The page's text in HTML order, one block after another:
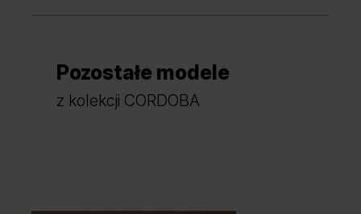
Pozostałe modele
z kolekcji CORDOBA